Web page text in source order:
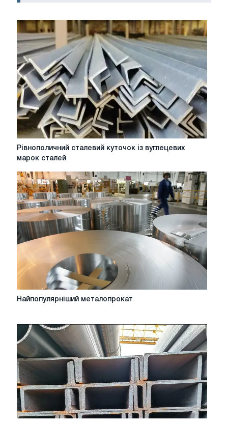
Рівнополичний
із
вуглецевих
марок
сталей
Рівнополичний сталевий куточок із вуглецевих
марок сталей
Найпопулярніший
металопрокат
Найпопулярніший металопрокат